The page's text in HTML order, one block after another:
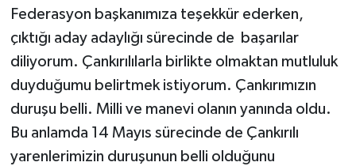
Federasyon başkanımıza teşekkür ederken,
çıktığı aday adaylığı sürecinde de başarılar
diliyorum. Çankırılılarla birlikte olmaktan mutluluk
duyduğumu belirtmek istiyorum. Çankırımızın
duruşu belli. Milli ve manevi olanın yanında oldu.
Bu anlamda 14 Mayıs sürecinde de Çankırılı
yarenlerimizin duruşunun belli olduğunu